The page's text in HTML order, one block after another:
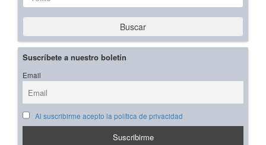
Buscar
Suscríbete a nuestro boletín
Email
Al suscribirme acepto la política de privacidad